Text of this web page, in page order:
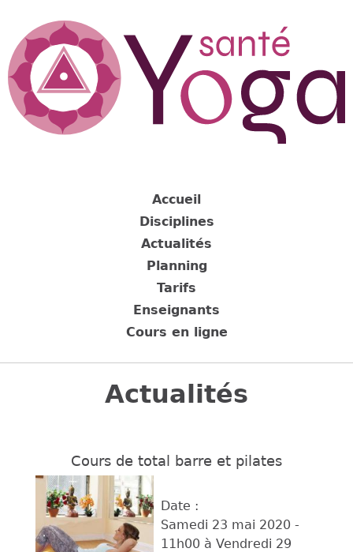
navigation
Back
Actualités
Cours de total barre et pilates
Date :
Samedi 23 mai 2020 -
11h00 à Vendredi 29
Accueil
Disciplines
Actualités
Planning
Tarifs
Enseignants
Cours en ligne